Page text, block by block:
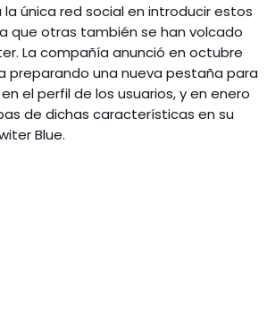
única red social en introducir estos
que otras también se han volcado
La compañía anunció en octubre
preparando una nueva pestaña para
el perfil de los usuarios, y en enero
de dichas características en su
Blue.